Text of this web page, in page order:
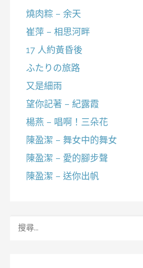
燒肉粽 – 余天
崔萍 – 相思河畔
17 人約黃昏後
ふたりの旅路
又是細雨
望你記著 – 紀露霞
楊燕 – 唱啊！三朵花
陳盈潔 – 舞女中的舞女
陳盈潔 – 愛的腳步聲
陳盈潔 – 送你出帆